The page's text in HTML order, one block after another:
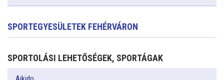
SPORTEGYESÜLETEK FEHÉRVÁRON
SPORTOLÁSI LEHETŐSÉGEK, SPORTÁGAK